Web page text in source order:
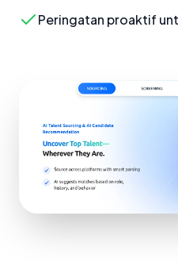
Peringatan proaktif